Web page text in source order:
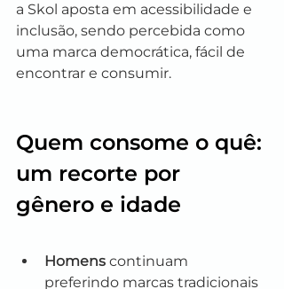
a Skol aposta em acessibilidade e
inclusão, sendo percebida como
uma marca democrática, fácil de
encontrar e consumir.
Quem consome o quê:
um recorte por
gênero e idade
Homens continuam
preferindo marcas tradicionais